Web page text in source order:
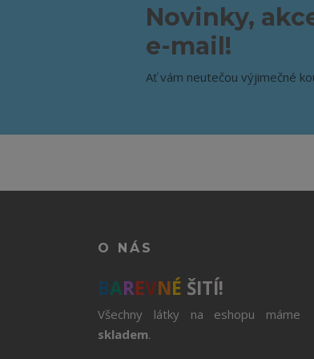
Novinky,
e-mail!
Ať vám neutečou výjimečné
O NÁS
BAREVNÉ ŠITÍ!
Všechny látky na eshopu máme
skladem.